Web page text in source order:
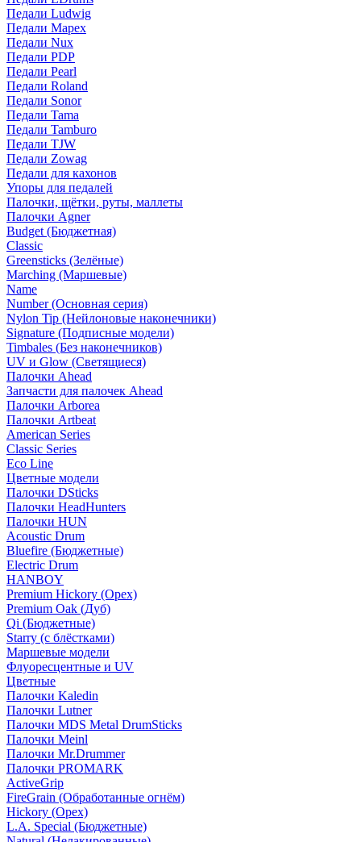
Педали Ludwig
Педали Mapex
Педали Nux
Педали PDP
Педали Pearl
Педали Roland
Педали Sonor
Педали Tama
Педали Tamburo
Педали TJW
Педали Zowag
Педали для кахонов
Упоры для педалей
Палочки, щётки, руты, маллеты
Палочки Agner
Budget (Бюджетная)
Classic
Greensticks (Зелёные)
Marching (Маршевые)
Name
Number (Основная серия)
Nylon Tip (Нейлоновые наконечники)
Signature (Подписные модели)
Timbales (Без наконечников)
UV и Glow (Светящиеся)
Палочки Ahead
Запчасти для палочек Ahead
Палочки Arborea
Палочки Artbeat
American Series
Classic Series
Eco Line
Цветные модели
Палочки DSticks
Палочки HeadHunters
Палочки HUN
Acoustic Drum
Bluefire (Бюджетные)
Electric Drum
HANBOY
Premium Hickory (Орех)
Premium Oak (Дуб)
Qi (Бюджетные)
Starry (с блёстками)
Маршевые модели
Флуоресцентные и UV
Цветные
Палочки Kaledin
Палочки Lutner
Палочки MDS Metal DrumSticks
Палочки Meinl
Палочки Mr.Drummer
Палочки PROMARK
ActiveGrip
FireGrain (Обработанные огнём)
Hickory (Орех)
L.A. Special (Бюджетные)